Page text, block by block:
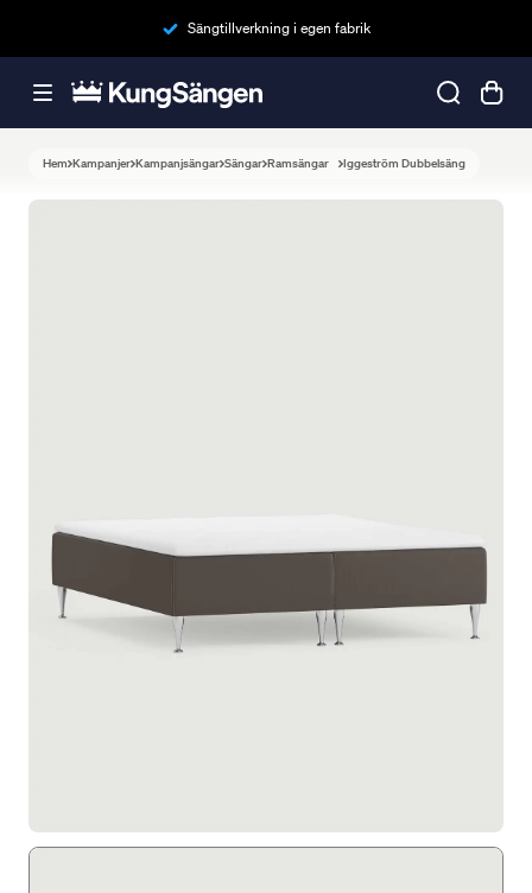
Sängtillverkning i egen fabrik
Hem Kampanjer Kampanjsängar Sängar Ramsängar Iggeström Dubbelsäng